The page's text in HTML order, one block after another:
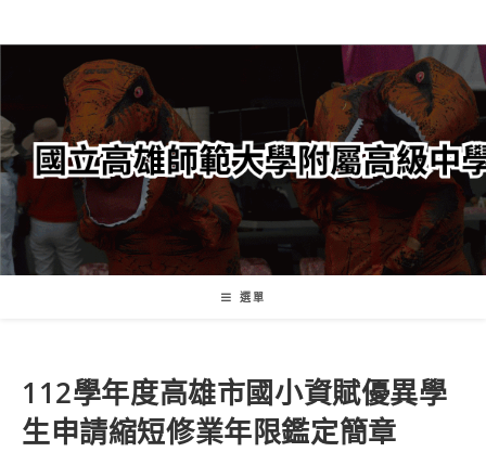
轉
要
內
容
選單
112學年度高雄市國小資賦優異學
生申請縮短修業年限鑑定簡章